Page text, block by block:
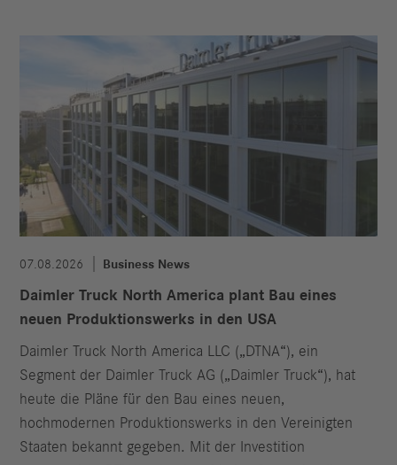
07.08.2026 Business News
Daimler Truck North America plant Bau eines
neuen Produktionswerks in den USA
Daimler Truck North America LLC („DTNA“), ein
Segment der Daimler Truck AG („Daimler Truck“), hat
heute die Pläne für den Bau eines neuen,
hochmodernen Produktionswerks in den Vereinigten
Staaten bekannt gegeben. Mit der Investition